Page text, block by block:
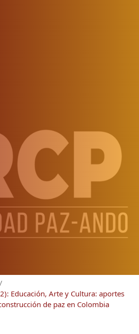
/
Educación, Arte y Cultura: aportes
de paz en Colombia